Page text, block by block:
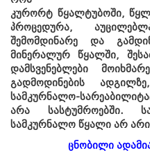
კურორტ წყალტუბოში,
პროცედურა,
შემომდინარე და
მინერალურ წყალში,
დამსვენებლები
გადმოდინების
სამკურნალო-
არა სასტუმროებში.
სამკურნალო წყალი არ
ცნობილი